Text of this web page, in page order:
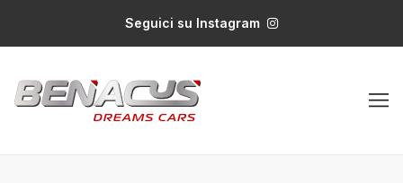
Seguici su Instagram